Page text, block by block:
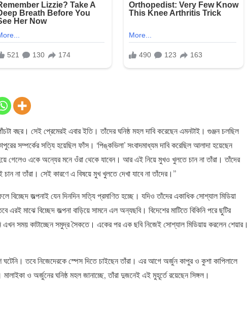
বছর। সেই প্রেমেরই এবার ইতি। তাঁদের ঘনিষ্ঠ মহল দাবি করেছেন এমনটাই। গুঞ্জন চলছিল
সম্পর্কের সত্যি হয়েছিল ফাঁস। ‘পিঙ্কভিলা’ সংবাদমাধ্যম দাবি করেছিল আলাদা হয়েছেন
গেলেও একে অন্যের মনে ওঁরা থেকে যাবেন। আর এই নিয়ে মুখও খুলতে চান না তাঁরা। তাঁদের
না তাঁরা। সেই কারণে এ বিষয়ে মুখ খুলতে দেখা যাবে না তাঁদের।”
জল্পনাই যেন দিনদিন সত্যি প্রমাণিত হচ্ছে। যদিও তাঁদের একাধিক সোশ্যাল মিডিয়া
মাঝে বিচ্ছেদ জল্পনা বাড়িয়ে সামনে এল অন্যছবি। বিদেশের মাটিতে বিকিনি পরে ছুটির
এখন সময় কাটাচ্ছেন সমুদ্র সৈকতে। একের পর এক ছবি নিজেই সোশ্যাল মিডিয়ায় করলেন শেয়ার।
তবে নিজেদেরকে স্পেস দিতে চাইছেন তাঁরা। এর আগে অর্জুন কাপুর ও কুশা কাপিলালে
ও অর্জুনের ঘনিষ্ঠ মহল জানাচ্ছে, তাঁরা দুজনেই এই মুহূর্তে রয়েছেন সিঙ্গল।